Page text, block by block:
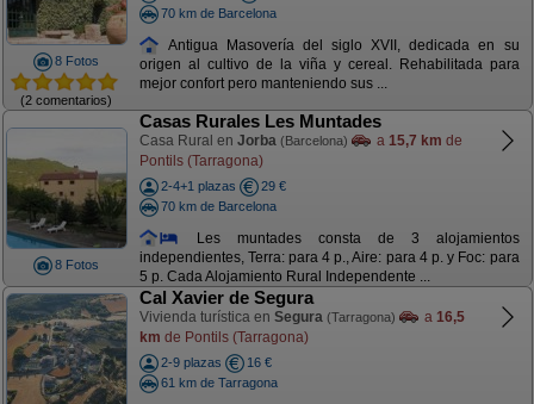
8 Fotos
(2 comentarios)
70 km de Barcelona
Antigua Masovería del siglo XVII, dedicada en su
origen al cultivo de la viña y cereal. Rehabilitada para
mejor confort pero manteniendo sus ...
8 Fotos
Casas Rurales Les Muntades
Casa Rural en Jorba (Barcelona) a 15,7 km de
Pontils (Tarragona)
2-4+1 plazas
29 €
70 km de Barcelona
Les muntades consta de 3 alojamientos
independientes, Terra: para 4 p., Aire: para 4 p. y Foc: para
5 p. Cada Alojamiento Rural Independente ...
Cal Xavier de Segura
Vivienda turística en Segura (Tarragona) a 16,5
km de Pontils (Tarragona)
2-9 plazas
16 €
61 km de Tarragona